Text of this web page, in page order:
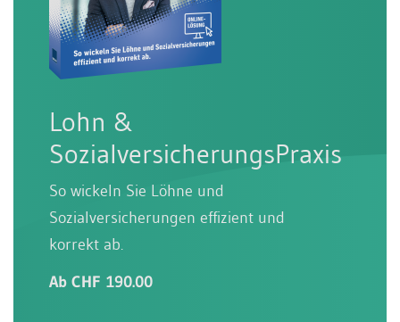
Lohn &
SozialversicherungsPraxis
So wickeln Sie Löhne und
Sozialversicherungen effizient und
korrekt ab.
Ab CHF 190.00